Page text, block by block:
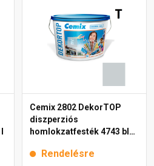
Cemix 2802 DekorTOP
diszperziós
homlokzatfesték 4743 blue
Rendelésre